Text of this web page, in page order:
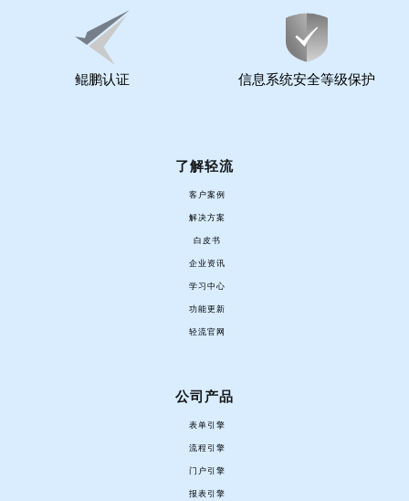
鲲鹏认证 信息系统安全等级保护
了解轻流
客户案例
解决方案
白皮书
企业资讯
学习中心
功能更新
轻流官网
公司产品
表单引擎
流程引擎
门户引擎
报表引擎